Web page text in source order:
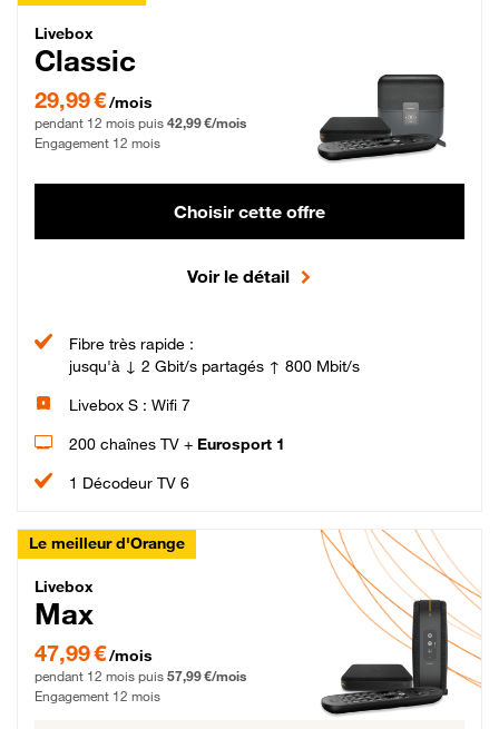
Livebox Classic Fibre
Livebox
Classic
29,99 € par mois pendant 12 mois puis 42,99 € par mois, Engagement 12 mois
29,99 €/mois
pendant 12 mois puis 42,99 €/mois
Engagement 12 mois
Choisir cette offre
Voir le détail
Fibre très rapide :
jusqu'à ↓ 2 Gbit/s partagés ↑ 800 Mbit/s
Livebox S : Wifi 7
200 chaînes TV + Eurosport 1
1 Décodeur TV 6
Le meilleur d'Orange
Livebox Max Fibre
Livebox
Max
47,99 € par mois pendant 12 mois puis 57,99 € par mois, Engagement 12 mois
47,99 €/mois
pendant 12 mois puis 57,99 €/mois
Engagement 12 mois